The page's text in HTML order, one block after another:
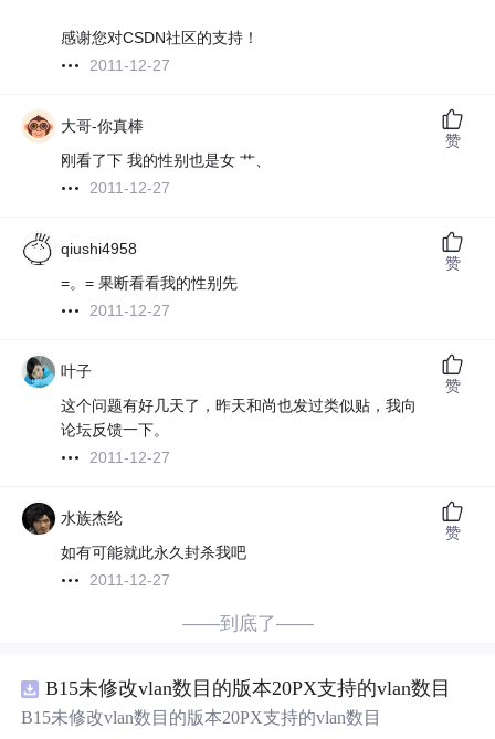
感谢您对CSDN社区的支持！
2011-12-27
大哥-你真棒
刚看了下 我的性别也是女 艹、
2011-12-27
赞
qiushi4958
=。= 果断看看我的性别先
2011-12-27
赞
叶子
这个问题有好几天了，昨天和尚也发过类似贴，我向
论坛反馈一下。
2011-12-27
赞
水族杰纶
如有可能就此永久封杀我吧
2011-12-27
赞
——到底了——
B15未修改vlan数目的版本20PX支持的vlan数目
B15未修改vlan数目的版本20PX支持的vlan数目